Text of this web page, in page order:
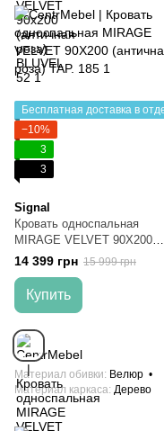
−10%
3
3
Signal
Кровать односпальная
MIRAGE VELVET 90X200
(античная роза) TAP. 185
14 399 грн 15 999 грн
Купить
Материал обивки
Велюр
Материал каркаса Дерево